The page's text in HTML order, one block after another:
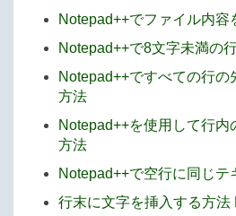
Notepad++でファイル内容
Notepad++で8文字未満の
Notepad++ですべての行の
方法
Notepad++を使用して行内
方法
Notepad++で空行に同じ
行末に文字を挿入する方法